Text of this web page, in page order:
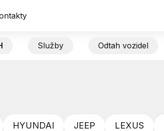
Služby Odtah vozidel
HYUNDAI JEEP LEXUS